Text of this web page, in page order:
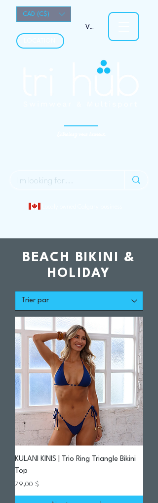
Voir les points
CAD (C$)
BEACH BIKINI &
HOLIDAY
KULANI KINIS | Trio Ring Triangle Bikini
Top
Prix
79,00 $